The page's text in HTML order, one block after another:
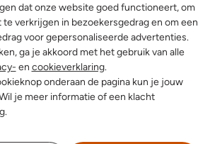
dat onze website goed functioneert, om
verkrijgen in bezoekersgedrag en om een
voor gepersonaliseerde advertenties.
ga je akkoord met het gebruik van alle
en cookieverklaring.
onderaan de pagina kun je jouw
je meer informatie of een klacht
.